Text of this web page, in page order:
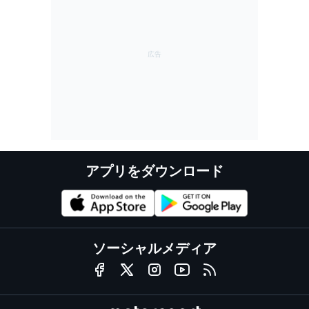
アプリをダウンロード
ソーシャルメディア